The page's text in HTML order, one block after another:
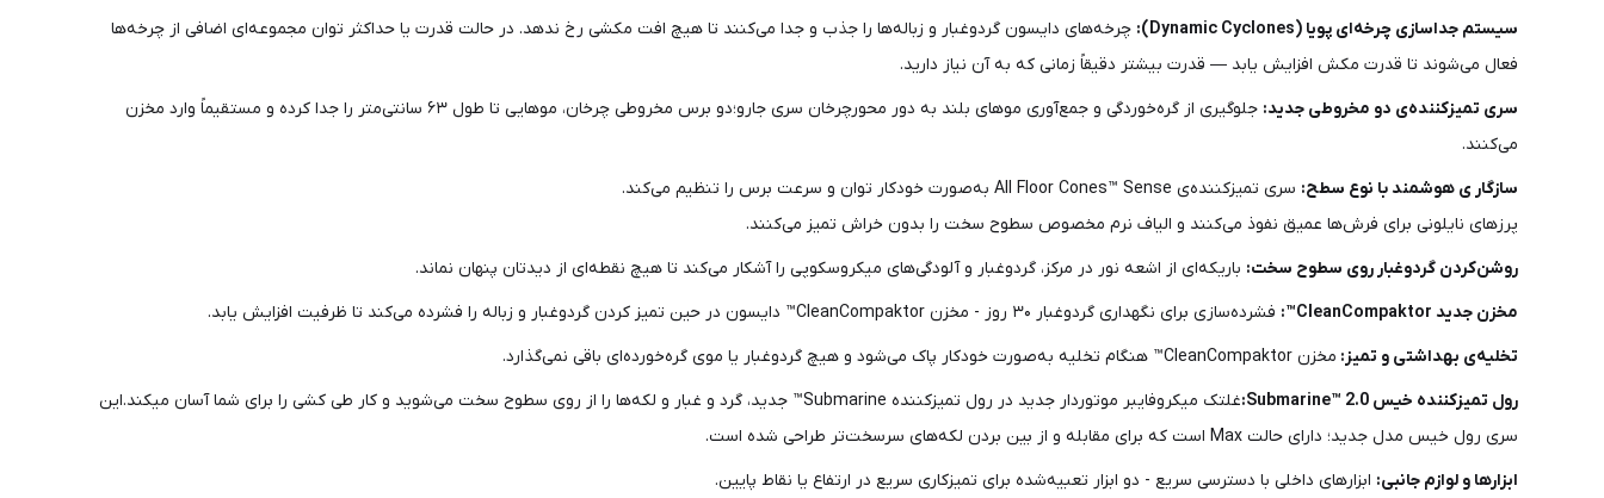
سیستم جداسازی چرخه‌ای پویا (Dynamic Cyclones):
چرخه‌های دایسون گردوغبار و زباله‌ها را جذب و جدا می‌کنند تا هیچ افت مکشی رخ ندهد. در حالت قدرت یا حداکثر توان مجموعه‌ای اضافی از چرخه‌ها
فعال می‌شوند تا قدرت مکش افزایش یابد — قدرت بیشتر دقیقاً زمانی که به آن نیاز دارید.
سری تمیزکننده‌ی دو مخروطی جدید:
جلوگیری از گره‌خوردگی و جمع‌آوری موهای بلند به دور محورچرخان سری جارو؛دو برس مخروطی چرخان، موهایی تا طول ۶۳ سانتی‌متر را جدا کرده و مستقیماً وارد مخزن
می‌کنند.
سازگار ی هوشمند با نوع سطح: سری تمیزکننده‌ی All Floor Cones™ Sense به‌صورت خودکار توان و سرعت برس را تنظیم می‌کند.
پرزهای نایلونی برای فرش‌ها عمیق نفوذ می‌کنند و الیاف نرم مخصوص سطوح سخت را بدون خراش تمیز می‌کنند.
روشن‌کردن گردوغبار روی سطوح سخت: باریکه‌ای از اشعه نور در مرکز، گردوغبار و آلودگی‌های میکروسکوپی را آشکار می‌کند تا هیچ نقطه‌ای از دیدتان پنهان نماند.
مخزن جدید CleanCompaktor™:
فشرده‌سازی برای نگهداری گردوغبار ۳۰ روز - مخزن CleanCompaktor™ دایسون در حین تمیز کردن گردوغبار و زباله را فشرده می‌کند تا ظرفیت افزایش یابد.
تخلیه‌ی بهداشتی و تمیز: مخزن CleanCompaktor™ هنگام تخلیه به‌صورت خودکار پاک می‌شود و هیچ گردوغبار یا موی گره‌خورده‌ای باقی نمی‌گذارد.
رول تمیزکننده خیس Submarine™ 2.0:
غلتک میکروفایبر موتوردار جدید در رول تمیزکننده Submarine™ جدید، گرد و غبار و لکه‌ها را از روی سطوح سخت می‌شوید و کار طی کشی را برای شما آسان میکند.این
سری رول خیس مدل جدید؛ دارای حالت Max است که برای مقابله و از بین بردن لکه‌های سرسخت‌تر طراحی شده است.
ابزارها و لوازم جانبی: ابزارهای داخلی با دسترسی سریع - دو ابزار تعبیه‌شده برای تمیزکاری سریع در ارتفاع یا نقاط پایین.